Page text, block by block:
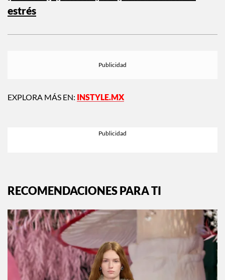
práctica japonesa que ayuda a reducir el
RECOMENDACIONES PARA TI